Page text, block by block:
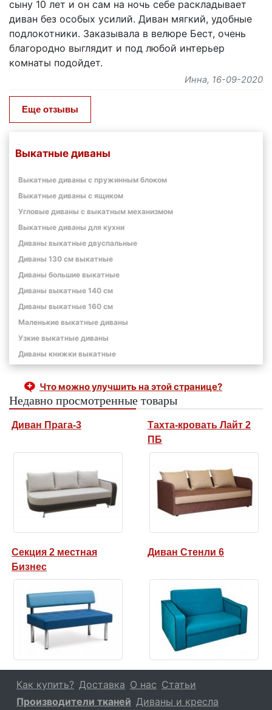
Выкатные диваны
Выкатные диваны с пружинным блоком
Выкатные диваны с ящиком
Угловые диваны с выкатным механизмом
Выкатные диваны для кухни
Диваны выкатные двуспальные
Диваны 130 см выкатные
Диваны большие выкатные
Диваны выкатные 140 см
Диваны выкатные 160 см
Маленькие выкатные диваны
Узкие выкатные диваны
Диваны книжки выкатные
сыну 10 лет и он сам на ночь себе раскладывает
диван без особых усилий. Диван мягкий, удобные
подлокотники. Заказывала в велюре Бест, очень
благородно выглядит и под любой интерьер
комнаты подойдет.
Инна, 16-09-2020
Еще отзывы
Что можно улучшить на этой странице?
Недавно просмотренные товары
Диван Прага-3
Тахта-кровать Лайт 2
ПБ
Секция 2 местная
Бизнес
Диван Стенли 6
Как купить? Доставка О нас Статьи
Производители тканей Диваны и кресла